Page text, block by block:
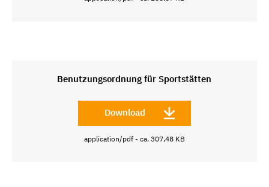
Benutzungsordnung für Sportstätten
Download
application/pdf - ca. 307,48 KB